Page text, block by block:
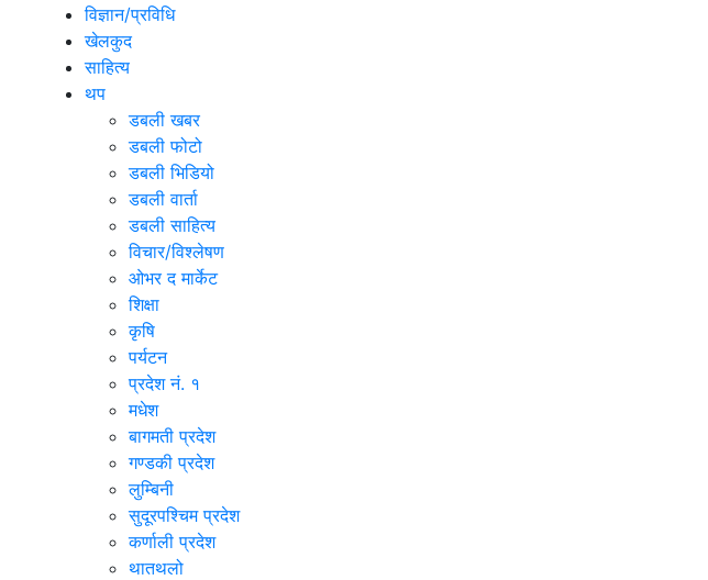
विज्ञान/प्रविधि
खेलकुद
साहित्य
थप
डबली खबर
डबली फोटो
डबली भिडियो
डबली वार्ता
डबली साहित्य
विचार/विश्‍लेषण
ओभर द मार्केट
शिक्षा
कृषि
पर्यटन
प्रदेश नं. १
मधेश
बागमती प्रदेश
गण्डकी प्रदेश
लुम्बिनी
सुदूरपश्चिम प्रदेश
कर्णाली प्रदेश
थातथलो